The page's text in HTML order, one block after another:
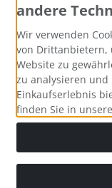
andere
Wir verwenden
von Drittanbietern,
Website zu
zu analysieren
Einkaufserlebnis
finden Sie in